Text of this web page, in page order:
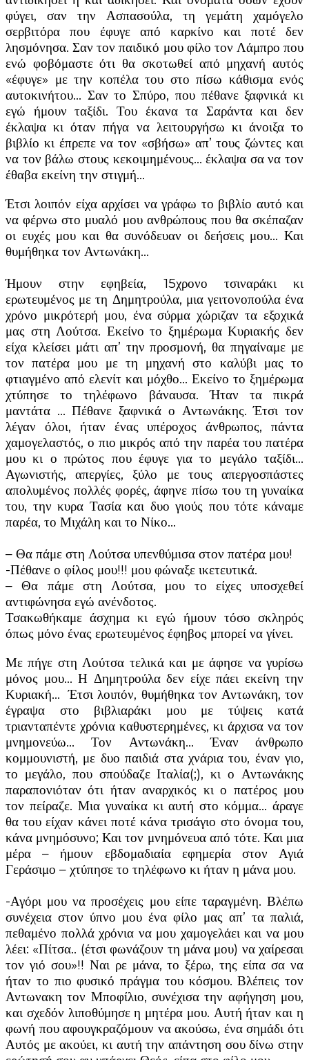
φύγει, σαν την Ασπασούλα, τη γεμάτη χαμόγελο
σερβιτόρα που έφυγε από καρκίνο και ποτέ δεν
λησμόνησα. Σαν τον παιδικό μου φίλο τον Λάμπρο που
ενώ φοβόμαστε ότι θα σκοτωθεί από μηχανή αυτός
«έφυγε» με την κοπέλα του στο πίσω κάθισμα ενός
αυτοκινήτου… Σαν το Σπύρο, που πέθανε ξαφνικά κι
εγώ ήμουν ταξίδι. Του έκανα τα Σαράντα και δεν
έκλαψα κι όταν πήγα να λειτουργήσω κι άνοιξα το
βιβλίο κι έπρεπε να τον «σβήσω» απ’ τους ζώντες και
να τον βάλω στους κεκοιμημένους… έκλαψα σα να τον
έθαβα εκείνη την στιγμή…
Έτσι λοιπόν είχα αρχίσει να γράφω το βιβλίο αυτό και
να φέρνω στο μυαλό μου ανθρώπους που θα σκέπαζαν
οι ευχές μου και θα συνόδευαν οι δεήσεις μου… Και
θυμήθηκα τον Αντωνάκη…
Ήμουν στην εφηβεία, 15χρονο τσιναράκι κι
ερωτευμένος με τη Δημητρούλα, μια γειτονοπούλα ένα
χρόνο μικρότερή μου, ένα σύρμα χώριζαν τα εξοχικά
μας στη Λούτσα. Εκείνο το ξημέρωμα Κυριακής δεν
είχα κλείσει μάτι απ’ την προσμονή, θα πηγαίναμε με
τον πατέρα μου με τη μηχανή στο καλύβι μας το
φτιαγμένο από ελενίτ και μόχθο… Εκείνο το ξημέρωμα
χτύπησε το τηλέφωνο βάναυσα. Ήταν τα πικρά
μαντάτα … Πέθανε ξαφνικά ο Αντωνάκης. Έτσι τον
λέγαν όλοι, ήταν ένας υπέροχος άνθρωπος, πάντα
χαμογελαστός, ο πιο μικρός από την παρέα του πατέρα
μου κι ο πρώτος που έφυγε για το μεγάλο ταξίδι…
Αγωνιστής, απεργίες, ξύλο με τους απεργοσπάστες
απολυμένος πολλές φορές, άφηνε πίσω του τη γυναίκα
του, την κυρα Τασία και δυο γιούς που τότε κάναμε
παρέα, το Μιχάλη και το Νίκο…
– Θα πάμε στη Λούτσα υπενθύμισα στον πατέρα μου!
-Πέθανε ο φίλος μου!!! μου φώναξε ικετευτικά.
– Θα πάμε στη Λούτσα, μου το είχες υποσχεθεί
αντιφώνησα εγώ ανένδοτος.
Τσακωθήκαμε άσχημα κι εγώ ήμουν τόσο σκληρός
όπως μόνο ένας ερωτευμένος έφηβος μπορεί να γίνει.
Με πήγε στη Λούτσα τελικά και με άφησε να γυρίσω
μόνος μου… Η Δημητρούλα δεν είχε πάει εκείνη την
Κυριακή… Έτσι λοιπόν, θυμήθηκα τον Αντωνάκη, τον
έγραψα στο βιβλιαράκι μου με τύψεις κατά
τριανταπέντε χρόνια καθυστερημένες, κι άρχισα να τον
μνημονεύω… Τον Αντωνάκη… Έναν άνθρωπο
κομμουνιστή, με δυο παιδιά στα χνάρια του, έναν γιο,
το μεγάλο, που σπούδαζε Ιταλία(;), κι ο Αντωνάκης
παραπονιόταν ότι ήταν αναρχικός κι ο πατέρος μου
τον πείραζε. Μια γυναίκα κι αυτή στο κόμμα… άραγε
θα του είχαν κάνει ποτέ κάνα τρισάγιο στο όνομα του,
κάνα μνημόσυνο; Και τον μνημόνευα από τότε. Και μια
μέρα – ήμουν εβδομαδιαία εφημερία στον Αγιά
Γεράσιμο – χτύπησε το τηλέφωνο κι ήταν η μάνα μου.
-Αγόρι μου να προσέχεις μου είπε ταραγμένη. Βλέπω
συνέχεια στον ύπνο μου ένα φίλο μας απ’ τα παλιά,
πεθαμένο πολλά χρόνια να μου χαμογελάει και να μου
λέει: «Πίτσα.. (έτσι φωνάζουν τη μάνα μου) να χαίρεσαι
τον γιό σου»!! Ναι ρε μάνα, το ξέρω, της είπα σα να
ήταν το πιο φυσικό πράγμα του κόσμου. Βλέπεις τον
Αντωνακη τον Μποφίλιο, συνέχισα την αφήγηση μου,
και σχεδόν λιποθύμησε η μητέρα μου. Αυτή ήταν και η
φωνή που αφουγκραζόμουν να ακούσω, ένα σημάδι ότι
Αυτός με ακούει, κι αυτή την απάντηση σου δίνω στην